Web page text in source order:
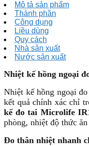
Mô tả sản phẩm
Thành phần
Công dụng
Liều dùng
Quy cách
Nhà sản xuất
Nước sản xuất
Nhiệt kế hồng ngoại
Nhiệt kế hồng ngoại
kết quả chính xác chỉ
kế đo tai Microlife
phòng, nhiệt độ thức
Đo thân nhiệt nhanh